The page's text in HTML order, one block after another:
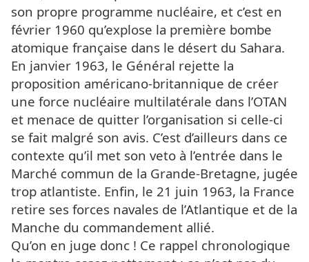
son propre programme nucléaire, et c’est en
février 1960 qu’explose la première bombe
atomique française dans le désert du Sahara.
En janvier 1963, le Général rejette la
proposition américano-britannique de créer
une force nucléaire multilatérale dans l’OTAN
et menace de quitter l’organisation si celle-ci
se fait malgré son avis. C’est d’ailleurs dans ce
contexte qu’il met son veto à l’entrée dans le
Marché commun de la Grande-Bretagne, jugée
trop atlantiste. Enfin, le 21 juin 1963, la France
retire ses forces navales de l’Atlantique et de la
Manche du commandement allié.
Qu’on en juge donc ! Ce rappel chronologique